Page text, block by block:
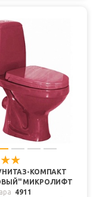
УНИТАЗ-КОМПАКТ
МИКРОЛИФТ
4911